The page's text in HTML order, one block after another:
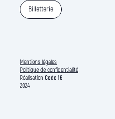
Billetterie
Mentions légales
Politique de confidentialité
Réalisation Code 16
2024